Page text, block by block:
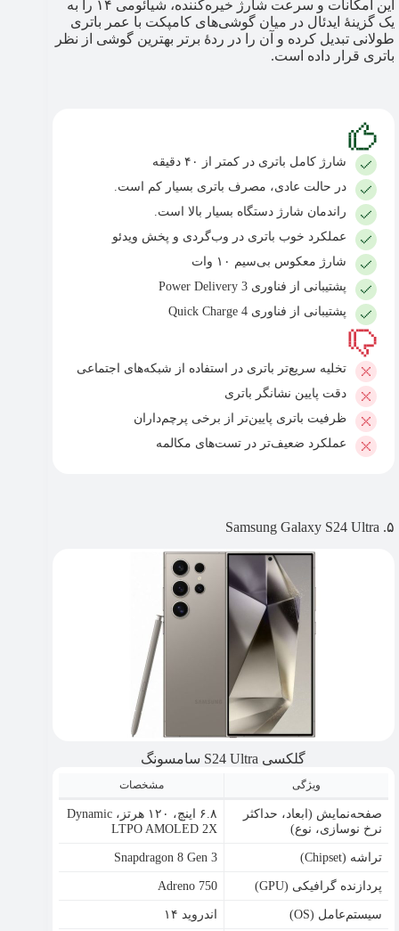
این امکانات و سرعت شارژ خیره‌کننده، شیائومی ۱۴ را به
یک گزینهٔ ایدئال در میان گوشی‌های کامپکت با عمر باتری
طولانی تبدیل کرده و آن را در ردهٔ برتر بهترین گوشی از نظر
باتری قرار داده است.
شارژ کامل باتری در کمتر از ۴۰ دقیقه
در حالت عادی، مصرف باتری بسیار کم است.
راندمان شارژ دستگاه بسیار بالا است.
عملکرد خوب باتری در وب‌گردی و پخش ویدئو
شارژ معکوس بی‌سیم ۱۰ وات
پشتیبانی از فناوری Power Delivery 3
پشتیبانی از فناوری Quick Charge 4
تخلیه سریع‌تر باتری در استفاده از شبکه‌های اجتماعی
دقت پایین نشانگر باتری
ظرفیت باتری پایین‌تر از برخی پرچم‌داران
عملکرد ضعیف‌تر در تست‌های مکالمه
۵. Samsung Galaxy S24 Ultra
گلکسی S24 Ultra سامسونگ
ویژگی مشخصات
صفحه‌نمایش (ابعاد، حداکثر
نرخ نوسازی، نوع)
۶.۸ اینچ، ۱۲۰ هرتز، Dynamic
LTPO AMOLED 2X
تراشه (Chipset)
Snapdragon 8 Gen 3
پردازنده گرافیکی (GPU)
Adreno 750
سیستم‌عامل (OS)
اندروید ۱۴